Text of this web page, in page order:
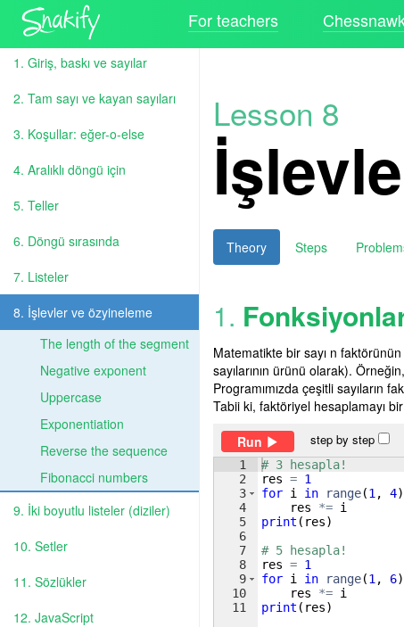
For teachers
1. Giriş, baskı ve sayılar
2. Tam sayı ve kayan sayıları
3. Koşullar: eğer-o-else
4. Aralıklı döngü için
5. Teller
6. Döngü sırasında
7. Listeler
8. İşlevler ve özyineleme
The length of the segment
Negative exponent
Uppercase
Exponentiation
Reverse the sequence
Fibonacci numbers
9. İki boyutlu listeler (diziler)
10. Setler
11. Sözlükler
12. JavaScript
Lesson 8
Theory Steps
1.
Matematikte bir sayı n faktörünün
sayılarının ürünü olarak). Örneğin,
Programımızda çeşitli sayıların
Tabii ki, faktöriyel hesaplamayı
Run
step by step
1
2
3
4
5
6
7
8
9
10
11
# 3 hesapla!
res = 1
for i in range(1 , 4)
res
*= i
print ( res)
# 5 hesapla!
res = 1
for i in range(1 , 6)
res
*= i
print ( res)